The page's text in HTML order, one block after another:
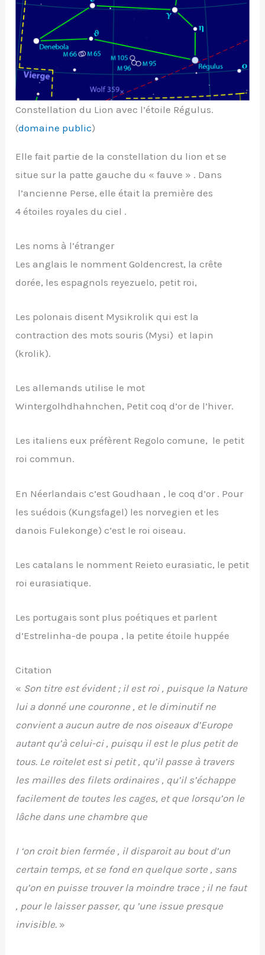
Constellation du Lion avec l’étoile Régulus.
(domaine public)
Elle fait partie de la constellation du lion et se
situe sur la patte gauche du « fauve » . Dans
l’ancienne Perse, elle était la première des
4 étoiles royales du ciel .
Les noms à l’étranger
Les anglais le nomment Goldencrest, la crête
dorée, les espagnols reyezuelo, petit roi,
Les polonais disent Mysikrolik qui est la
contraction des mots souris (Mysi) et lapin
(krolik).
Les allemands utilise le mot
Wintergolhdhahnchen, Petit coq d’or de l’hiver.
Les italiens eux préfèrent Regolo comune, le petit
roi commun.
En Néerlandais c’est Goudhaan , le coq d’or . Pour
les suédois (Kungsfagel) les norvegien et les
danois Fulekonge) c’est le roi oiseau.
Les catalans le nomment Reieto eurasiatic, le petit
roi eurasiatique.
Les portugais sont plus poétiques et parlent
d’Estrelinha-de poupa , la petite étoile huppée
Citation
« Son titre est évident ; il est roi , puisque la Nature
lui a donné une couronne , et le diminutif ne
convient a aucun autre de nos oiseaux d’Europe
autant qu’à celui-ci , puisqu il est le plus petit de
tous. Le roitelet est si petit , qu’il passe à travers
les mailles des filets ordinaires , qu’il s’échappe
facilement de toutes les cages, et que lorsqu’on le
lâche dans une chambre que
I ‘on croit bien fermée , il disparoit au bout d’un
certain temps, et se fond en quelque sorte , sans
qu’on en puisse trouver la moindre trace ; il ne faut
, pour le laisser passer, qu ’une issue presque
invisible. »